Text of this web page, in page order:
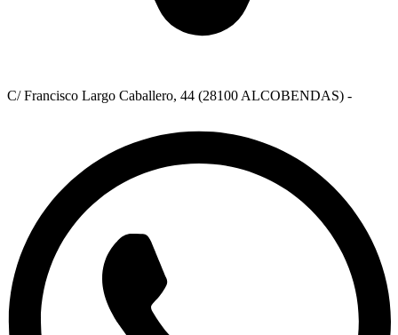
C/ Francisco Largo Caballero, 44 (28100 ALCOBENDAS) -